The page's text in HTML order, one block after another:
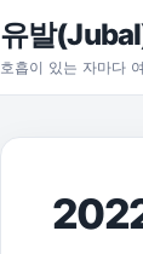
본문으로 건너뛰
유발
호흡이 있는 자마다